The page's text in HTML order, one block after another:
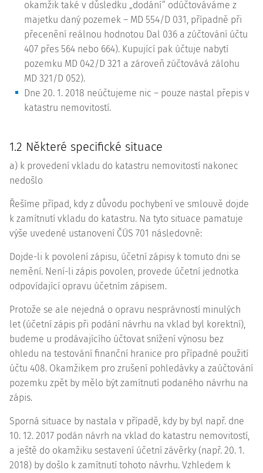
okamžik také v důsledku „dodání“ odúčtováváme z
majetku daný pozemek – MD 554/D 031, případně při
přecenění reálnou hodnotou Dal 036 a zúčtování účtu
407 přes 564 nebo 664). Kupující pak účtuje nabytí
pozemku MD 042/D 321 a zároveň zúčtovává zálohu
MD 321/D 052).
Dne 20. 1. 2018 neúčtujeme nic – pouze nastal přepis v
katastru nemovitostí.
1.2 Některé specifické situace
a) k provedení vkladu do katastru nemovitostí nakonec
nedošlo
Řešíme případ, kdy z důvodu pochybení ve smlouvě dojde
k zamítnutí vkladu do katastru. Na tyto situace pamatuje
výše uvedené ustanovení ČÚS 701 následovně:
Dojde-li k povolení zápisu, účetní zápisy k tomuto dni se
nemění. Není-li zápis povolen, provede účetní jednotka
odpovídající opravu účetním zápisem.
Protože se ale nejedná o opravu nesprávností minulých
let (účetní zápis při podání návrhu na vklad byl korektní),
budeme u prodávajícího účtovat snížení výnosu bez
ohledu na testování finanční hranice pro případné použití
účtu 408. Okamžikem pro zrušení pohledávky a zaúčtování
pozemku zpět by mělo být zamítnutí podaného návrhu na
zápis.
Sporná situace by nastala v případě, kdy by byl např. dne
10. 12. 2017 podán návrh na vklad do katastru nemovitostí,
a ještě do okamžiku sestavení účetní závěrky (např. 20. 1.
2018) by došlo k zamítnutí tohoto návrhu. Vzhledem k